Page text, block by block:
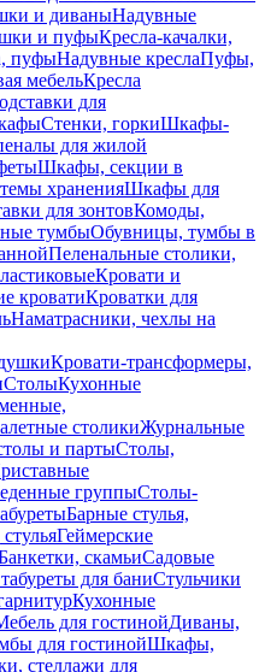
и диваныНадувные
и пуфыКресла-качалки,
пуфыНадувные креслаПуфы,
мебельКресла
для
Стенки, горкиШкафы-
для жилой
Шкафы, секции в
храненияШкафы для
для зонтовКомоды,
тумбыОбувницы, тумбы в
Пеленальные столики,
Кровати и
кроватиКроватки для
Наматрасники, чехлы на
Кровати-трансформеры,
СтолыКухонные
столикиЖурнальные
и партыСтолы,
группыСтолы-
Барные стулья,
Геймерские
скамьиСадовые
для баниСтульчики
Кухонные
для гостинойДиваны,
для гостинойШкафы,
стеллажи для